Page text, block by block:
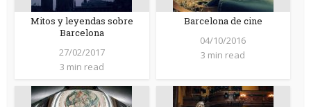
Mitos y leyendas sobre
Barcelona
27/02/2017
3 min read
Barcelona de cine
04/10/2016
3 min read